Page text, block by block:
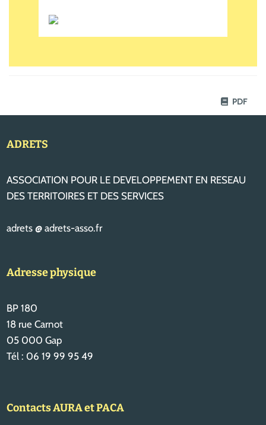
PDF
ADRETS
ASSOCIATION POUR LE DEVELOPPEMENT EN RESEAU
DES TERRITOIRES ET DES SERVICES
adrets @ adrets-asso.fr
Adresse physique
BP 180
18 rue Carnot
05 000 Gap
Tél : 06 19 99 95 49
Contacts AURA et PACA